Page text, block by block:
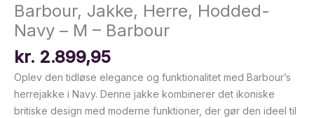
Barbour, Jakke, Herre, Hodded-
Navy – M – Barbour
kr. 2.899,95
Oplev den tidløse elegance og funktionalitet med Barbour’s
herrejakke i Navy. Denne jakke kombinerer det ikoniske
britiske design med moderne funktioner, der gør den ideel til